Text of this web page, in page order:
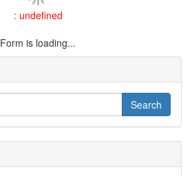
: undefined
Form is loading...